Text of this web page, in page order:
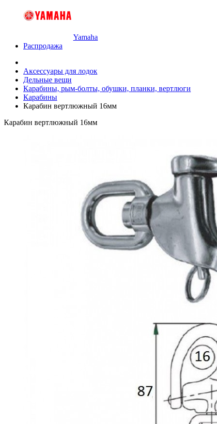
Yamaha
Распродажа
Аксессуары для лодок
Дельные вещи
Карабины, рым-болты, обушки, планки, вертлюги
Карабины
Карабин вертлюжный 16мм
Карабин вертлюжный 16мм